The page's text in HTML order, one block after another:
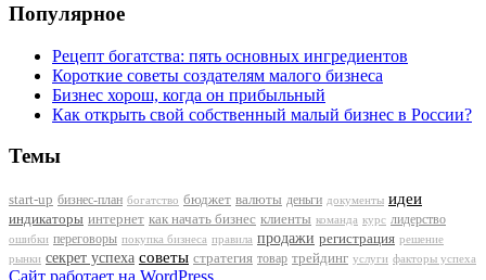
Популярное
Рецепт богатства: пять основных ингредиентов
Короткие советы создателям малого бизнеса
Бизнес хорош, когда он прибыльный
Как открыть свой собственный малый бизнес в России?
Темы
start-up бизнес-план богатство бюджет валюты деньги документы идеи
индикаторы интернет как начать бизнес клиенты команда курс лидерство
ошибки переговоры покупка бизнеса правила продажи регистрация решение
рынки секрет успеха советы стратегия товар трейдинг услуги факторы успеха
Сайт работает на WordPress